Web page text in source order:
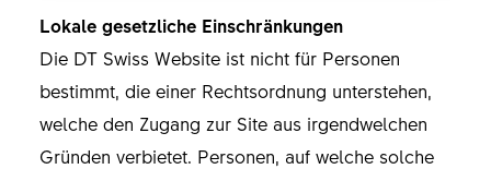
Lokale gesetzliche Einschränkungen
Die DT Swiss Website ist nicht für Personen
bestimmt, die einer Rechtsordnung unterstehen,
welche den Zugang zur Site aus irgendwelchen
Gründen verbietet. Personen, auf welche solche